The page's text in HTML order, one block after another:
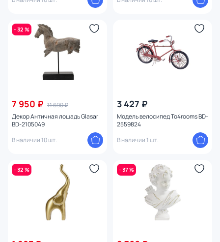
- 32 %
7 950 ₽ 11 690 ₽
Декор Античная лошадь Glasar
BD-2105049
В наличии 10 шт.
3 427 ₽
Модель велосипед To4rooms BD-
2559824
В наличии 1 шт.
- 32 % - 37 %